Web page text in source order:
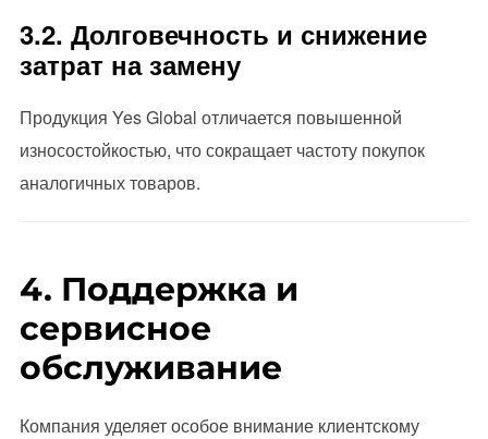
3.2. Долговечность и снижение
затрат на замену
Продукция Yes Global отличается повышенной
износостойкостью, что сокращает частоту покупок
аналогичных товаров.
4. Поддержка и
сервисное
обслуживание
Компания уделяет особое внимание клиентскому